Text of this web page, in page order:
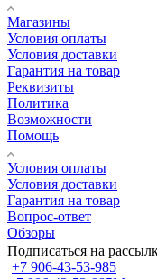
Магазины
Условия оплаты
Условия доставки
Гарантия на товар
Реквизиты
Политика
Возможности
Помощь
Условия оплаты
Условия доставки
Гарантия на товар
Вопрос-ответ
Обзоры
Подписаться на
+7 906-43-53-985